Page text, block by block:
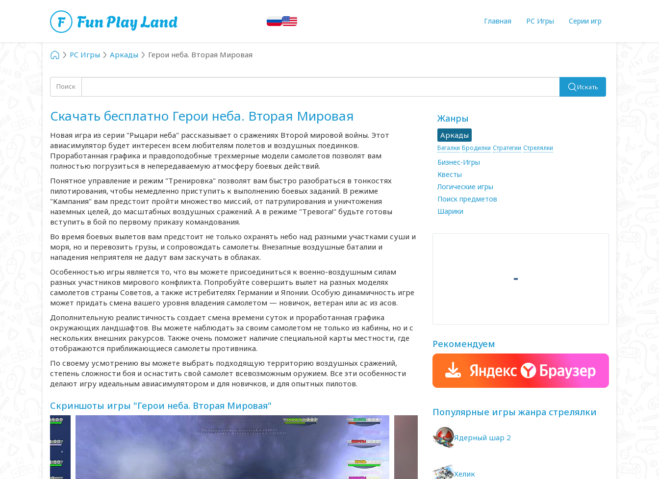
Главная PC Игры Серии игр
PC Игры Аркады Герои неба. Вторая Мировая
Поиск Искать
Скачать бесплатно Герои неба. Вторая Мировая
Новая игра из серии "Рыцари неба" рассказывает о сражениях Второй мировой войны. Этот
авиасимулятор будет интересен всем любителям полетов и воздушных поединков.
Проработанная графика и правдоподобные трехмерные модели самолетов позволят вам
полностью погрузиться в непередаваемую атмосферу боевых действий.
Понятное управление и режим "Тренировка" позволят вам быстро разобраться в тонкостях
пилотирования, чтобы немедленно приступить к выполнению боевых заданий. В режиме
"Кампания" вам предстоит пройти множество миссий, от патрулирования и уничтожения
наземных целей, до масштабных воздушных сражений. А в режиме "Тревога!" будьте готовы
вступить в бой по первому приказу командования.
Во время боевых вылетов вам предстоит не только охранять небо над разными участками суши и
моря, но и перевозить грузы, и сопровождать самолеты. Внезапные воздушные баталии и
нападения неприятеля не дадут вам заскучать в облаках.
Особенностью игры является то, что вы можете присоединиться к военно-воздушным силам
разных участников мирового конфликта. Попробуйте совершить вылет на разных моделях
самолетов страны Советов, а также истребителях Германии и Японии. Особую динамичность игре
может придать смена вашего уровня владения самолетом — новичок, ветеран или ас из асов.
Дополнительную реалистичность создает смена времени суток и проработанная графика
окружающих ландшафтов. Вы можете наблюдать за своим самолетом не только из кабины, но и с
нескольких внешних ракурсов. Также очень поможет наличие специальной карты местности, где
отображаются приближающиеся самолеты противника.
По своему усмотрению вы можете выбрать подходящую территорию воздушных сражений,
степень сложности боя и оснастить свой самолет всевозможным оружием. Все эти особенности
делают игру идеальным авиасимулятором и для новичков, и для опытных пилотов.
Скриншоты игры "Герои неба. Вторая Мировая"
Жанры
Аркады
Бегалки Бродилки Стратегии Стрелялки
Бизнес-Игры
Квесты
Логические игры
Поиск предметов
Шарики
Рекомендуем
Популярные игры жанра стрелялки
Ядерный шар 2
Хелик